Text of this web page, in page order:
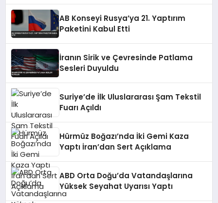
AB Konseyi Rusya’ya 21. Yaptırım
Paketini Kabul Etti
İranın Sirik ve Çevresinde Patlama
Sesleri Duyuldu
Suriye’de İlk Uluslararası Şam Tekstil
Fuarı Açıldı
Hürmüz Boğazı’nda İki Gemi Kaza
Yaptı İran’dan Sert Açıklama
ABD Orta Doğu’da Vatandaşlarına
Yüksek Seyahat Uyarısı Yaptı